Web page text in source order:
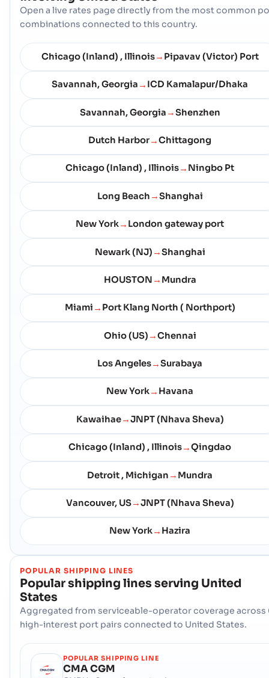
Địa chỉ :
Calcite (USMI3), United States of America, usa
Mã bưu chính :
Địa chỉ :
Calumet Harbor (USOUS), United States of America, usa
Mã bưu chính :-
Mã Cảng :
Cambridge (US)
Mã bưu chính : -
Mã Cảng :
Camden (US)
Cảng Biển
Địa chỉ :Camden (US), United States of America, usa
Mã bưu chính :
Mã Cảng :USCDH
Campbell (US)
Cape Canaveral
Cảng Biển
Địa chỉ :
Cape Canaveral (USPCV), United States of America, usa
Mã bưu chính :-
USPCV
Cảng Biển
Địa chỉ :
Cape May (USCGF), United States of America, usa
Mã Cảng :USXEL
Channahon
Cảng Biển
Địa chỉ :Channahon (USCHH), United States of America, usa
Mã Cảng :USCHH
Open a live rates page directly from the most common
combinations connected to this country.
Chicago (Inland) , Illinois→ Pipavav (Victor) Port
Savannah, Georgia → ICD Kamalapur/Dhaka
Savannah, Georgia →Shenzhen
Dutch Harbor→Chittagong
Chicago (Inland) , Illinois→ Ningbo Pt
Long Beach →Shanghai
New York→ London gateway port
Newark (NJ) →Shanghai
HOUSTON → Mundra
Miami → Port Klang North ( Northport)
Ohio (US) →Chennai
Los Angeles→Surabaya
New York→ Havana
Kawaihae→JNPT (Nhava Sheva)
Chicago (Inland) , Illinois→Qingdao
Detroit , Michigan → Mundra
Vancouver, US→JNPT (Nhava Sheva)
New York→ Hazira
POPULAR SHIPPING LINES
Popular shipping lines serving United
States
Aggregated from serviceable-operator coverage across
high-interest port pairs connected to United States.
POPULAR SHIPPING LINE
CMA CGM